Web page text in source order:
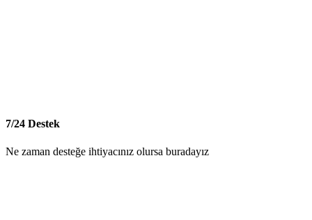
7/24 Destek
Ne zaman desteğe ihtiyacınız olursa buradayız